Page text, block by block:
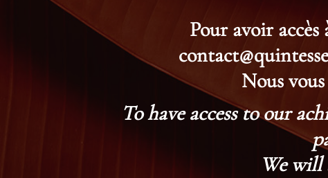
Pour avoir
Nous
To have access to our
We will